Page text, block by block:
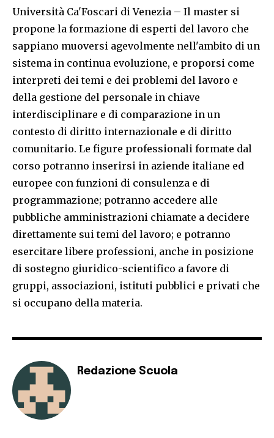
Università Ca'Foscari di Venezia – Il master si
propone la formazione di esperti del lavoro che
sappiano muoversi agevolmente nell'ambito di un
sistema in continua evoluzione, e proporsi come
interpreti dei temi e dei problemi del lavoro e
della gestione del personale in chiave
interdisciplinare e di comparazione in un
contesto di diritto internazionale e di diritto
comunitario. Le figure professionali formate dal
corso potranno inserirsi in aziende italiane ed
europee con funzioni di consulenza e di
programmazione; potranno accedere alle
pubbliche amministrazioni chiamate a decidere
direttamente sui temi del lavoro; e potranno
esercitare libere professioni, anche in posizione
di sostegno giuridico-scientifico a favore di
gruppi, associazioni, istituti pubblici e privati che
si occupano della materia.
Redazione Scuola